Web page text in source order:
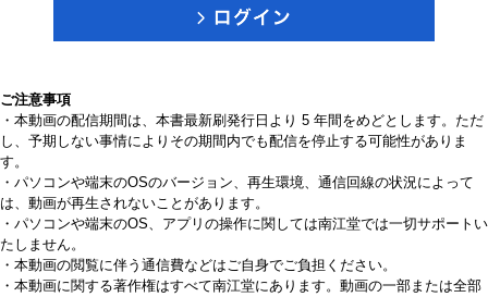
ご注意事項
・本動画の配信期間は、本書最新刷発行日より 5 年間をめどとします。ただ
し、予期しない事情によりその期間内でも配信を停止する可能性がありま
す。
・パソコンや端末のOSのバージョン、再生環境、通信回線の状況によって
は、動画が再生されないことがあります。
・パソコンや端末のOS、アプリの操作に関しては南江堂では一切サポートい
たしません。
・本動画の閲覧に伴う通信費などはご自身でご負担ください。
・本動画に関する著作権はすべて南江堂にあります。動画の一部または全部